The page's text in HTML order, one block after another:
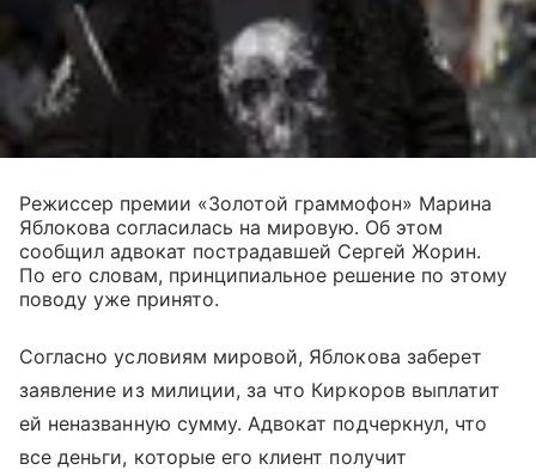
Режиссер премии «Золотой граммофон» Марина
Яблокова согласилась на мировую. Об этом
сообщил адвокат пострадавшей Сергей Жорин.
По его словам, принципиальное решение по этому
поводу уже принято.
Согласно условиям мировой, Яблокова заберет
заявление из милиции, за что Киркоров выплатит
ей неназванную сумму. Адвокат подчеркнул, что
все деньги, которые его клиент получит